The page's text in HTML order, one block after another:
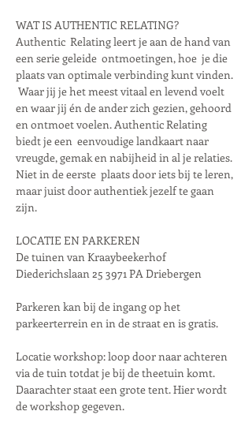
WAT IS AUTHENTIC RELATING?
Authentic  Relating leert je aan de hand van
een serie geleide  ontmoetingen, hoe  je die
plaats van optimale verbinding kunt vinden.
Waar jij je het meest vitaal en levend voelt
en waar jij én de ander zich gezien, gehoord
en ontmoet voelen. Authentic Relating
biedt je een  eenvoudige landkaart naar
vreugde, gemak en nabijheid in al je relaties.
Niet in de eerste  plaats door iets bij te leren,
maar juist door authentiek jezelf te gaan
zijn.
LOCATIE EN PARKEREN
De tuinen van Kraaybeekerhof
Diederichslaan 25 3971 PA Driebergen
Parkeren kan bij de ingang op het
parkeerterrein en in de straat en is gratis.
Locatie workshop: loop door naar achteren
via de tuin totdat je bij de theetuin komt.
Daarachter staat een grote tent. Hier wordt
de workshop gegeven.